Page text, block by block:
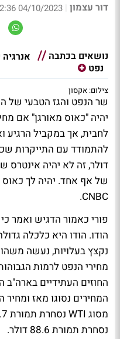
דור עצמון |
04/10/2023 22:36
נושאים בכתבה אנרגיה
נפט
צילום: אקסון
שר הנפט והגז הטבעי של
לחבית, אך במקביל הרגיע
דולר, זה לא יהיה אינטרס
של אף אחד. יהיה לך כאוס
CNBC.
פורי כאמור הדגיש ואמר
הודו. הודו היא כלכלה
נקצץ בעלויות, נעשה
מחירי הנפט לרמות
נסחרת תמורת 88.6 דולר.